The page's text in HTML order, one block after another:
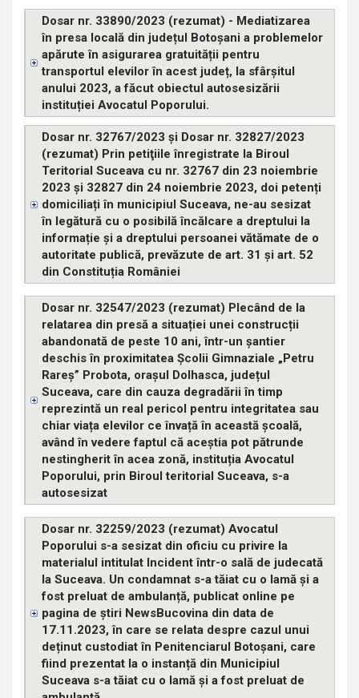
Dosar nr. 33890/2023 (rezumat) - Mediatizarea
în presa locală din județul Botoșani a problemelor
apărute în asigurarea gratuității pentru
transportul elevilor în acest județ, la sfârșitul
anului 2023, a făcut obiectul autosesizării
instituției Avocatul Poporului.
Dosar nr. 32767/2023 și Dosar nr. 32827/2023
(rezumat) Prin petiţiile înregistrate la Biroul
Teritorial Suceava cu nr. 32767 din 23 noiembrie
2023 și 32827 din 24 noiembrie 2023, doi petenți
domiciliați în municipiul Suceava, ne-au sesizat
în legătură cu o posibilă încălcare a dreptului la
informație și a dreptului persoanei vătămate de o
autoritate publică, prevăzute de art. 31 și art. 52
din Constituția României
Dosar nr. 32547/2023 (rezumat) Plecând de la
relatarea din presă a situației unei construcții
abandonată de peste 10 ani, într-un șantier
deschis în proximitatea Școlii Gimnaziale „Petru
Rareș” Probota, orașul Dolhasca, județul
Suceava, care din cauza degradării în timp
reprezintă un real pericol pentru integritatea sau
chiar viața elevilor ce învață în această școală,
având în vedere faptul că aceștia pot pătrunde
nestingherit în acea zonă, instituția Avocatul
Poporului, prin Biroul teritorial Suceava, s-a
autosesizat
Dosar nr. 32259/2023 (rezumat) Avocatul
Poporului s-a sesizat din oficiu cu privire la
materialul intitulat Incident într-o sală de judecată
la Suceava. Un condamnat s-a tăiat cu o lamă și a
fost preluat de ambulanță, publicat online pe
pagina de știri NewsBucovina din data de
17.11.2023, în care se relata despre cazul unui
deținut custodiat în Penitenciarul Botoșani, care
fiind prezentat la o instanță din Municipiul
Suceava s-a tăiat cu o lamă și a fost preluat de